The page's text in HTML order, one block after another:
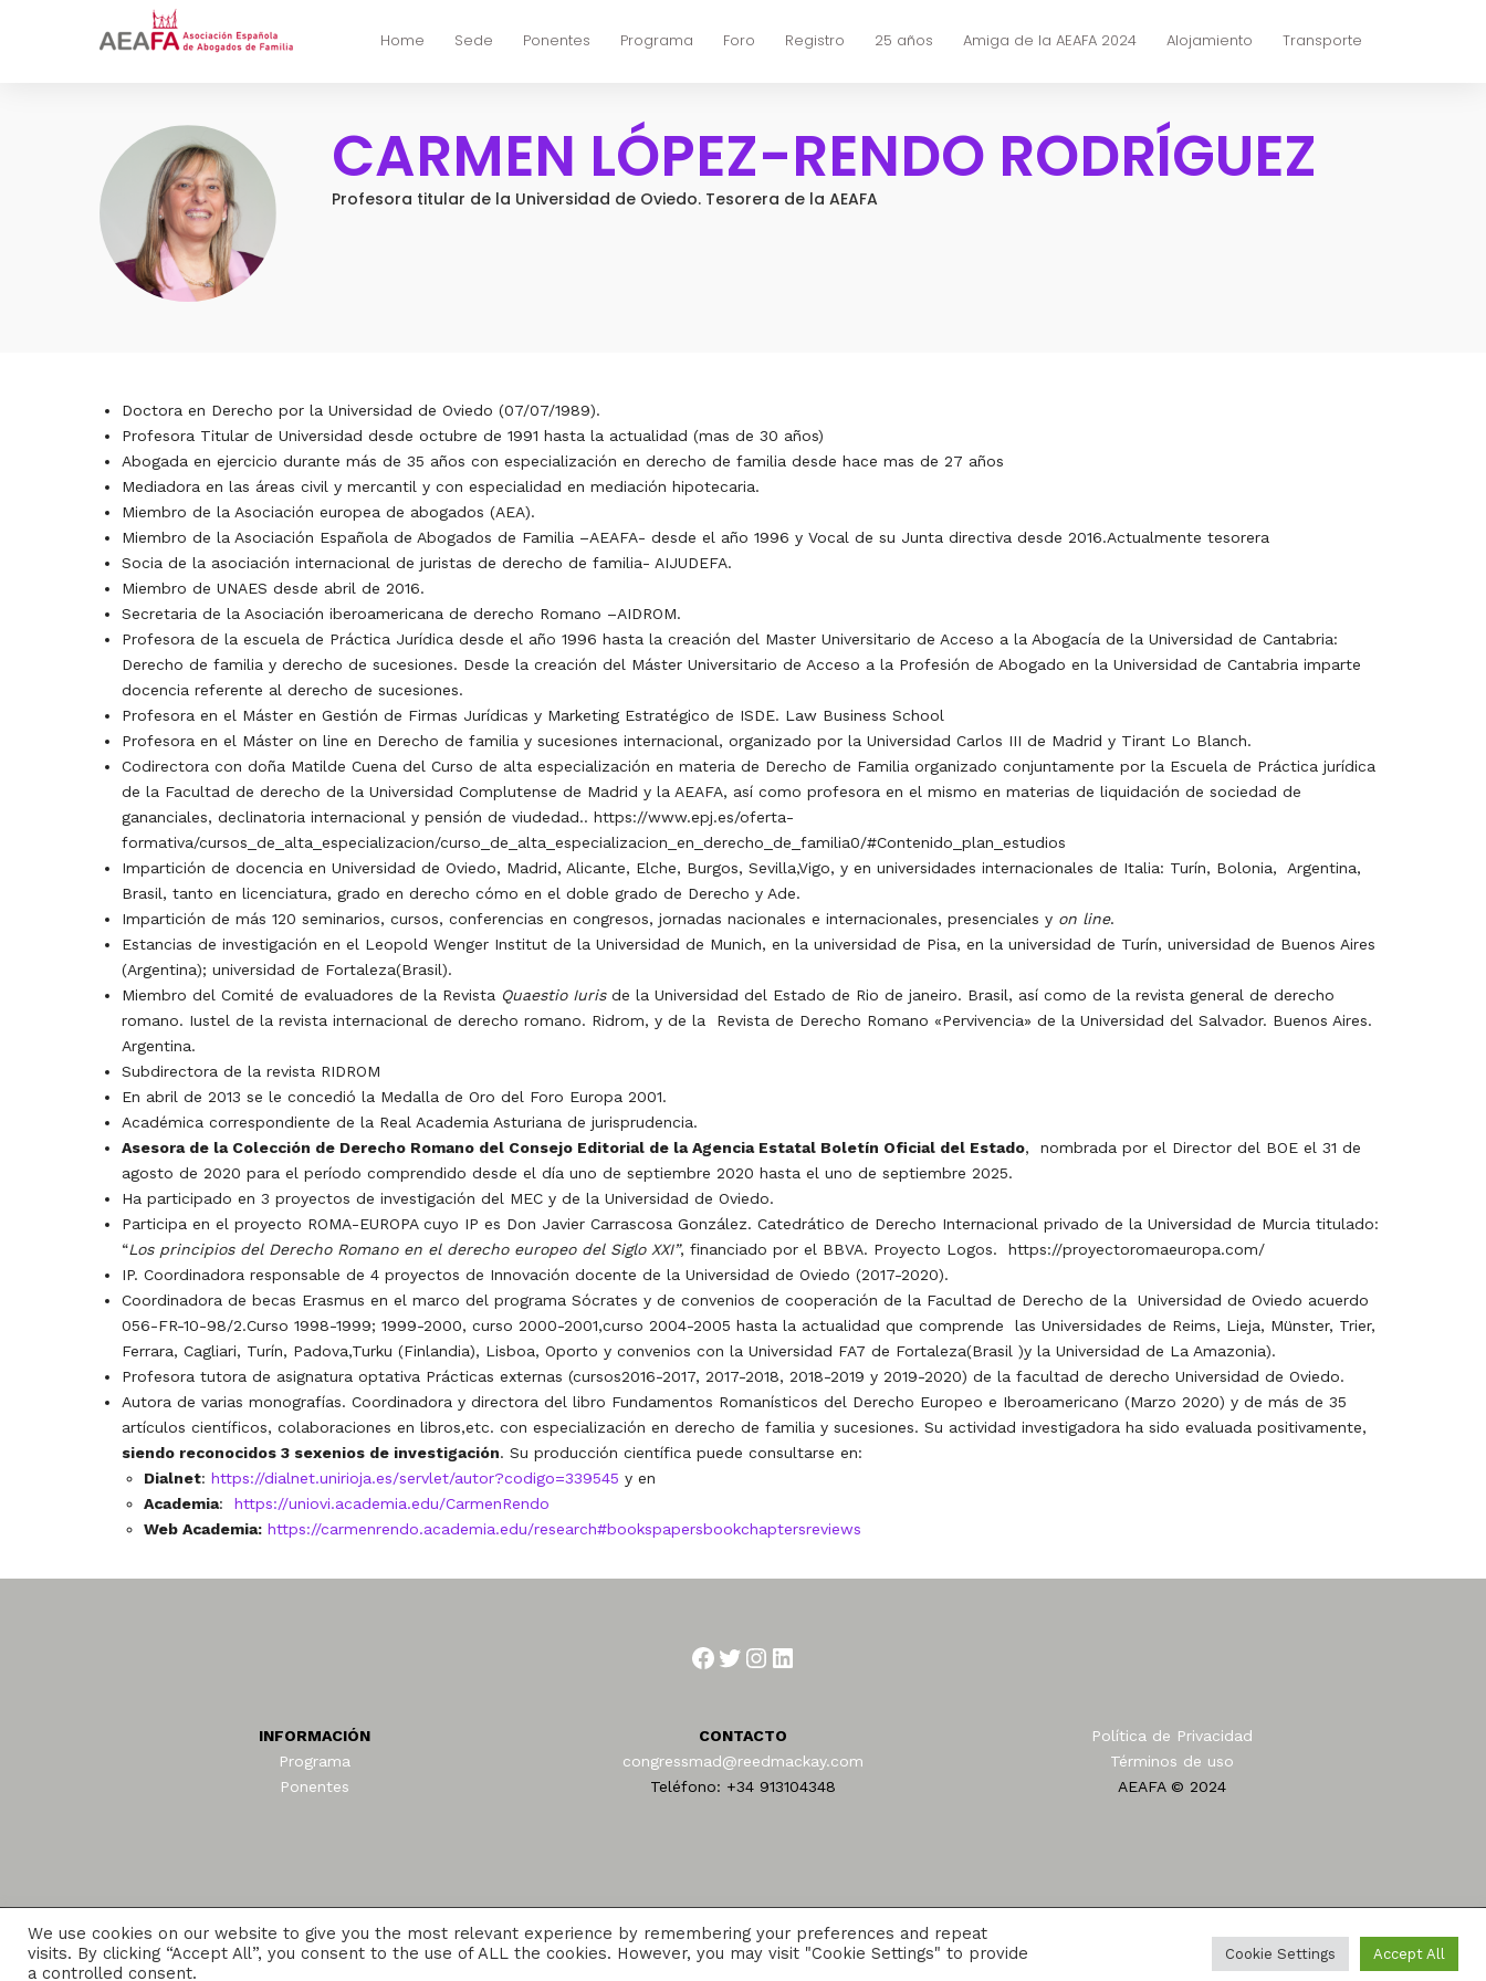
Home Sede Ponentes Programa Foro Registro 25 años Amiga de la AEAFA 2024 Alojamiento Transporte
CARMEN LÓPEZ-RENDO RODRÍGUEZ
Profesora titular de la Universidad de Oviedo. Tesorera de la AEAFA
Doctora en Derecho por la Universidad de Oviedo (07/07/1989).
Profesora Titular de Universidad desde octubre de 1991 hasta la actualidad (mas de 30 años)
Abogada en ejercicio durante más de 35 años con especialización en derecho de familia desde hace mas de 27 años
Mediadora en las áreas civil y mercantil y con especialidad en mediación hipotecaria.
Miembro de la Asociación europea de abogados (AEA).
Miembro de la Asociación Española de Abogados de Familia –AEAFA- desde el año 1996 y Vocal de su Junta directiva desde 2016.Actualmente tesorera
Socia de la asociación internacional de juristas de derecho de familia- AIJUDEFA.
Miembro de UNAES desde abril de 2016.
Secretaria de la Asociación iberoamericana de derecho Romano –AIDROM.
Profesora de la escuela de Práctica Jurídica desde el año 1996 hasta la creación del Master Universitario de Acceso a la Abogacía de la Universidad de Cantabria:
Derecho de familia y derecho de sucesiones. Desde la creación del Máster Universitario de Acceso a la Profesión de Abogado en la Universidad de Cantabria imparte
docencia referente al derecho de sucesiones.
Profesora en el Máster en Gestión de Firmas Jurídicas y Marketing Estratégico de ISDE. Law Business School
Profesora en el Máster on line en Derecho de familia y sucesiones internacional, organizado por la Universidad Carlos III de Madrid y Tirant Lo Blanch.
Codirectora con doña Matilde Cuena del Curso de alta especialización en materia de Derecho de Familia organizado conjuntamente por la Escuela de Práctica jurídica
de la Facultad de derecho de la Universidad Complutense de Madrid y la AEAFA, así como profesora en el mismo en materias de liquidación de sociedad de
gananciales, declinatoria internacional y pensión de viudedad.. https://www.epj.es/oferta-
formativa/cursos_de_alta_especializacion/curso_de_alta_especializacion_en_derecho_de_familia0/#Contenido_plan_estudios
Impartición de docencia en Universidad de Oviedo, Madrid, Alicante, Elche, Burgos, Sevilla,Vigo, y en universidades internacionales de Italia: Turín, Bolonia,
Argentina,
Brasil, tanto en licenciatura, grado en derecho cómo en el doble grado de Derecho y Ade.
Impartición de más 120 seminarios, cursos, conferencias en congresos, jornadas nacionales e internacionales, presenciales y on line.
Estancias de investigación en el Leopold Wenger Institut de la Universidad de Munich, en la universidad de Pisa, en la universidad de Turín, universidad de Buenos Aires
(Argentina); universidad de Fortaleza(Brasil).
Miembro del Comité de evaluadores de la Revista Quaestio Iurisde la Universidad del Estado de Rio de janeiro. Brasil, así como de la revista general de derecho
romano. Iustel de la revista internacional de derecho romano. Ridrom, y de la
Revista de Derecho Romano «Pervivencia» de la Universidad del Salvador. Buenos Aires.
Argentina.
Subdirectora de la revista RIDROM
En abril de 2013 se le concedió la Medalla de Oro del Foro Europa 2001.
Académica correspondiente de la Real Academia Asturiana de jurisprudencia.
Asesora de la Colección de Derecho Romano del Consejo Editorial de la Agencia Estatal Boletín Oficial del Estado,
nombrada por el Director del BOE el 31 de
agosto de 2020 para el período comprendido desde el día uno de septiembre 2020 hasta el uno de septiembre 2025.
Ha participado en 3 proyectos de investigación del MEC y de la Universidad de Oviedo.
Participa en el proyecto ROMA-EUROPA cuyo IP es Don Javier Carrascosa González. Catedrático de Derecho Internacional privado de la Universidad de Murcia titulado:
“Los principios del Derecho Romano en el derecho europeo del Siglo XXI”, financiado por el BBVA. Proyecto Logos.
https://proyectoromaeuropa.com/
IP. Coordinadora responsable de 4 proyectos de Innovación docente de la Universidad de Oviedo (2017-2020).
Coordinadora de becas Erasmus en el marco del programa Sócrates y de convenios de cooperación de la Facultad de Derecho de la
Universidad de Oviedo acuerdo
056-FR-10-98/2.Curso 1998-1999; 1999-2000, curso 2000-2001,curso 2004-2005 hasta la actualidad que comprende
las Universidades de Reims, Lieja, Münster, Trier,
Ferrara, Cagliari, Turín, Padova,Turku (Finlandia), Lisboa, Oporto y convenios con la Universidad FA7 de Fortaleza(Brasil )y la Universidad de La Amazonia).
Profesora tutora de asignatura optativa Prácticas externas (cursos2016-2017, 2017-2018, 2018-2019 y 2019-2020) de la facultad de derecho Universidad de Oviedo.
Autora de varias monografías. Coordinadora y directora del libro Fundamentos Romanísticos del Derecho Europeo e Iberoamericano (Marzo 2020) y de más de 35
artículos científicos, colaboraciones en libros,etc. con especialización en derecho de familia y sucesiones. Su actividad investigadora ha sido evaluada positivamente,
siendo reconocidos 3 sexenios de investigación. Su producción científica puede consultarse en:
Dialnet: https://dialnet.unirioja.es/servlet/autor?codigo=339545 y en
Academia:
https://uniovi.academia.edu/CarmenRendo
Web Academia: https://carmenrendo.academia.edu/research#bookspapersbookchaptersreviews
Facebook
Twitter
Instagram
LinkedIn
INFORMACIÓN
Programa
Ponentes
CONTACTO
congressmad@reedmackay.com
Teléfono: +34 913104348
Política de Privacidad
Términos de uso
AEAFA © 2024
Reed and Mackay
We use cookies on our website to give you the most relevant experience by remembering your preferences and repeat
visits. By clicking “Accept All”, you consent to the use of ALL the cookies. However, you may visit "Cookie Settings" to provide
a controlled consent.
Cookie Settings Accept All